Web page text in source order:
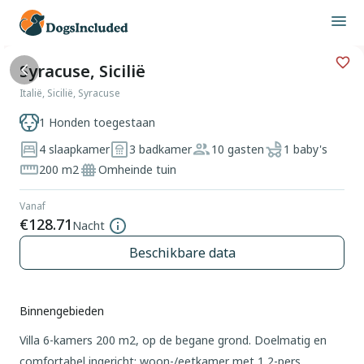
Syracuse, Sicilië
Italië, Sicilië, Syracuse
1 Honden toegestaan
4 slaapkamer
3 badkamer 10 gasten
1 baby's
200 m2
Omheinde tuin
Vanaf
€128.71 Nacht
Beschikbare data
Binnengebieden
Villa 6-kamers 200 m2, op de begane grond. Doelmatig en